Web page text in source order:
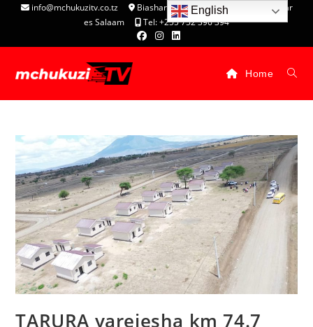
info@mchukuzitv.co.tz
Biashara Complex - P.O. Box 25074, Dar
es Salaam
Tel: +255 752 396 394
Home
TARURA yarejesha km 74.7
English